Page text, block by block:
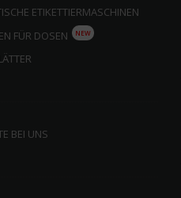
ETIKETTIERMASCHINEN
FÜR DOSEN
NEW
BEI UNS